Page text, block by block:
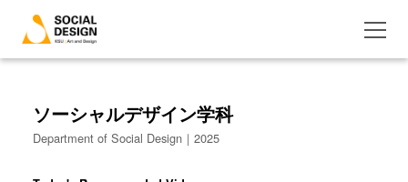
ソーシャルデザイン学科
Department of Social Design｜2025